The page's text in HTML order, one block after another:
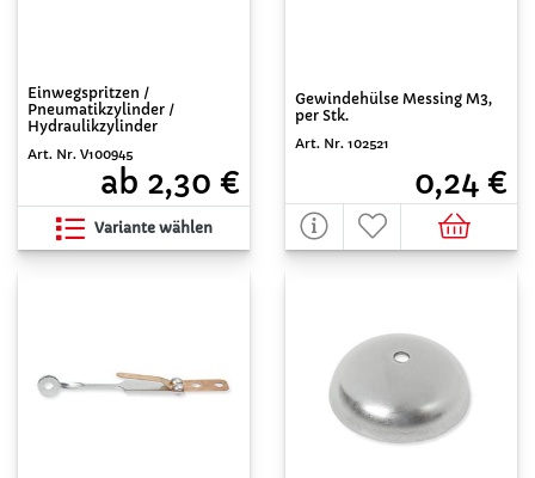
Einwegspritzen /
Pneumatikzylinder /
Hydraulikzylinder
Art. Nr. V100945
ab 2,30 €
Variante wählen
Gewindehülse Messing M3,
per Stk.
Art. Nr. 102521
0,24 €